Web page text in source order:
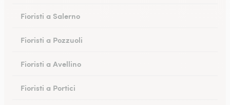
Fioristi a Salerno
Fioristi a Pozzuoli
Fioristi a Avellino
Fioristi a Portici